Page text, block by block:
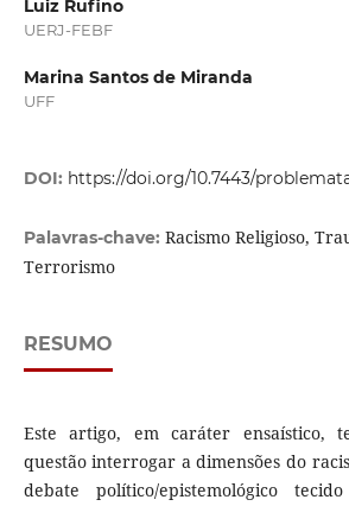
Luiz Rufino
UERJ-FEBF
Marina Santos de Miranda
UFF
DOI: https://doi.org/10.7443/
Palavras-chave: Racismo Religioso,
Terrorismo
RESUMO
Este artigo, em caráter ensaístico,
questão interrogar a dimensões do
debate político/epistemológico